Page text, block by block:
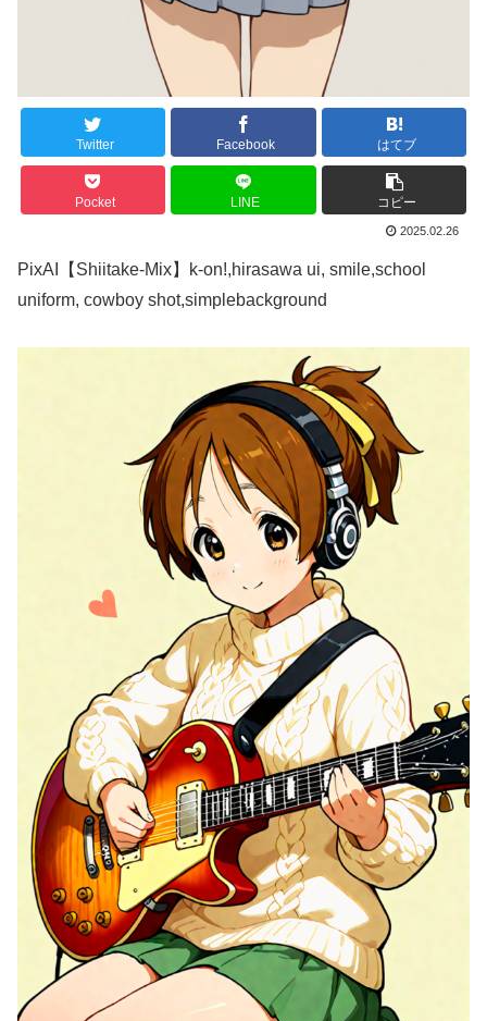
Twitter Facebook はてブ
Pocket LINE コピー
2025.02.26
PixAI【Shiitake-Mix】k-on!,hirasawa ui, smile,school
uniform, cowboy shot,simplebackground